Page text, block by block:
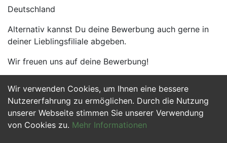
Wir verwenden Cookies, um Ihnen eine bessere
Nutzererfahrung zu ermöglichen. Durch die Nutzung
unserer Webseite stimmen Sie unserer Verwendung
von Cookies zu. Mehr Informationen
Deutschland
Alternativ kannst Du deine Bewerbung auch gerne in
deiner Lieblingsfiliale abgeben.
Wir freuen uns auf deine Bewerbung!
Jetzt Bewerben